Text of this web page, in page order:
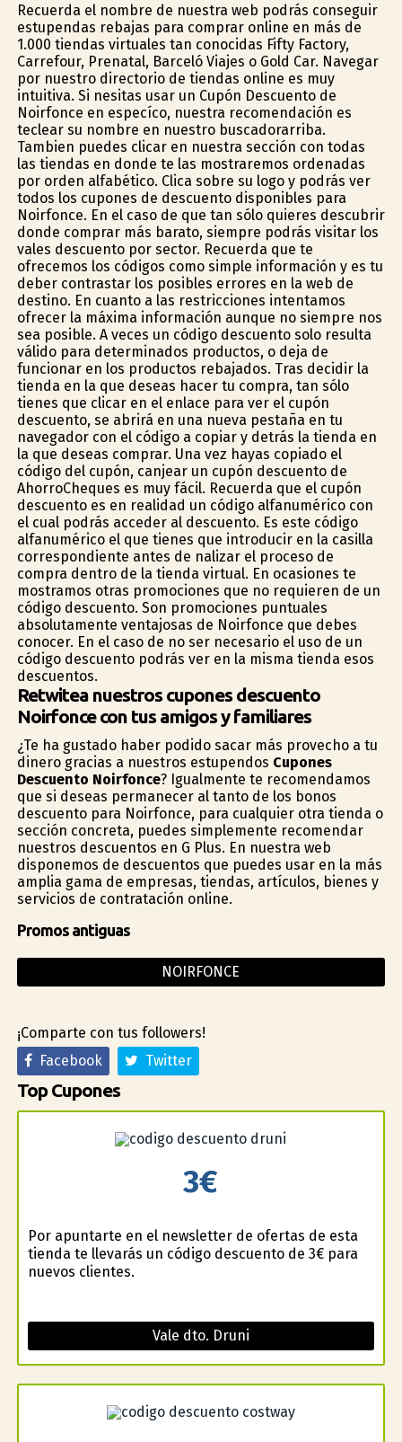
Recuerda el nombre de nuestra web podrás conseguir
estupendas rebajas para comprar online en más de
1.000 tiendas virtuales tan conocidas Fifty Factory,
Carrefour, Prenatal, Barceló Viajes o Gold Car. Navegar
por nuestro directorio de tiendas online es muy
intuitiva. Si nesitas usar un Cupón Descuento de
Noirfonce en específico, nuestra recomendación es
teclear su nombre en nuestro buscadorarriba.
Tambien puedes clicar en nuestra sección con todas
las tiendas en donde te las mostraremos ordenadas
por orden alfabético. Clica sobre su logo y podrás ver
todos los cupones de descuento disponibles para
Noirfonce. En el caso de que tan sólo quieres descubrir
donde comprar más barato, siempre podrás visitar los
vales descuento por sector. Recuerda que te
ofrecemos los códigos como simple información y es tu
deber contrastar los posibles errores en la web de
destino. En cuanto a las restricciones intentamos
ofrecer la máxima información aunque no siempre nos
sea posible. A veces un código descuento solo resulta
válido para determinados productos, o deja de
funcionar en los productos rebajados. Tras decidir la
tienda en la que deseas hacer tu compra, tan sólo
tienes que clicar en el enlace para ver el cupón
descuento, se abrirá en una nueva pestaña en tu
navegador con el código a copiar y detrás la tienda en
la que deseas comprar. Una vez hayas copiado el
código del cupón, canjear un cupón descuento de
AhorroCheques es muy fácil. Recuerda que el cupón
descuento es en realidad un código alfanumérico con
el cual podrás acceder al descuento. Es este código
alfanumérico el que tienes que introducir en la casilla
correspondiente antes de finalizar el proceso de
compra dentro de la tienda virtual. En ocasiones te
mostramos otras promociones que no requieren de un
código descuento. Son promociones puntuales
absolutamente ventajosas de Noirfonce que debes
conocer. En el caso de no ser necesario el uso de un
código descuento podrás ver en la misma tienda esos
descuentos.
Retwitea nuestros cupones descuento
Noirfonce con tus amigos y familiares
¿Te ha gustado haber podido sacar más provecho a tu
dinero gracias a nuestros estupendos Cupones
Descuento Noirfonce? Igualmente te recomendamos
que si deseas permanecer al tanto de los bonos
descuento para Noirfonce, para cualquier otra tienda o
sección concreta, puedes simplemente recomendar
nuestros descuentos en G Plus. En nuestra web
disponemos de descuentos que puedes usar en la más
amplia gama de empresas, tiendas, artículos, bienes y
servicios de contratación online.
Promos antiguas
NOIRFONCE
¡Comparte con tus followers!
Facebook
Twitter
Top Cupones
3€
Por apuntarte en el newsletter de ofertas de esta
tienda te llevarás un código descuento de 3€ para
nuevos clientes.
Vale dto. Druni